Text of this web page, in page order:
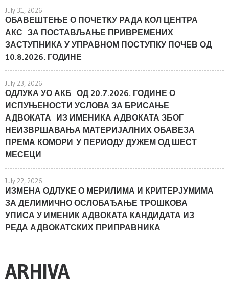
July 31, 2026
ОБАВЕШТЕЊЕ О ПОЧЕТКУ РАДА КОЛ ЦЕНТРА
АКС ЗА ПОСТАВЉАЊЕ ПРИВРЕМЕНИХ
ЗАСТУПНИКА У УПРАВНОМ ПОСТУПКУ ПОЧЕВ ОД
10.8.2026. ГОДИНЕ
July 23, 2026
ОДЛУКА УО АКБ ОД 20.7.2026. ГОДИНЕ О
ИСПУЊЕНОСТИ УСЛОВА ЗА БРИСАЊЕ
АДВОКАТА ИЗ ИМЕНИКА АДВОКАТА ЗБОГ
НЕИЗВРШАВАЊА МАТЕРИЈАЛНИХ ОБАВЕЗА
ПРЕМА КОМОРИ У ПЕРИОДУ ДУЖЕМ ОД ШЕСТ
МЕСЕЦИ
July 22, 2026
ИЗМЕНА ОДЛУКЕ О МЕРИЛИМА И КРИТЕРЈУМИМА
ЗА ДЕЛИМИЧНО ОСЛОБАЂАЊЕ ТРОШКОВА
УПИСА У ИМЕНИК АДВОКАТА КАНДИДАТА ИЗ
РЕДА АДВОКАТСКИХ ПРИПРАВНИКА
ARHIVA